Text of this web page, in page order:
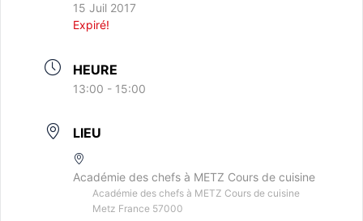
15 Juil 2017
Expiré!
HEURE
13:00 - 15:00
LIEU
Académie des chefs à METZ Cours de cuisine
Académie des chefs à METZ Cours de cuisine
Metz France 57000